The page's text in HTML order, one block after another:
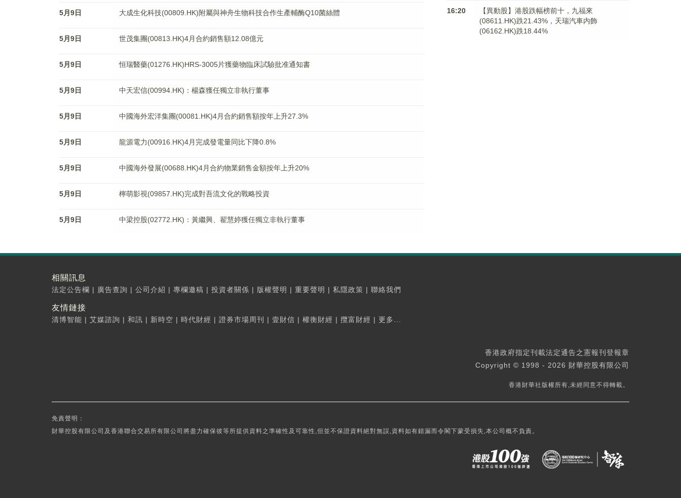
5月9日 大成生化科技(00809.HK)附屬與神舟生物科技合作生產輔酶Q10菌絲體
5月9日 世茂集團(00813.HK)4月合約銷售額12.08億元
5月9日 恒瑞醫藥(01276.HK)HRS-3005片獲藥物臨床試驗批准通知書
5月9日 中天宏信(00994.HK)：楊森獲任獨立非執行董事
5月9日 中國海外宏洋集團(00081.HK)4月合約銷售額按年上升27.3%
5月9日 龍源電力(00916.HK)4月完成發電量同比下降0.8%
5月9日 中國海外發展(00688.HK)4月合約物業銷售金額按年上升20%
5月9日 檸萌影視(09857.HK)完成對吾流文化的戰略投資
5月9日 中梁控股(02772.HK)：黃繼興、翟慧婷獲任獨立非執行董事
16:20
【異動股】港股跌幅榜前十，九福來
(08611.HK)跌21.43%，天瑞汽車内飾
(06162.HK)跌18.44%
相關訊息
法定公告欄 | 廣告查詢 | 公司介紹 | 專欄邀稿 | 投資者關係 | 版權聲明 | 重要聲明 | 私隱政策 | 聯絡我們
友情鏈接
清博智能 | 艾媒諮詢 | 和訊 | 新時空 | 時代財經 | 證券市場周刊 | 壹財信 | 權衡財經 | 攬富財經 | 更多...
香港政府指定刊載法定通告之憲報刊登報章
Copyright © 1998 - 2026 財華控股有限公司
香港財華社版權所有,未經同意不得轉載。
免責聲明：
財華控股有限公司及香港聯合交易所有限公司將盡力確保彼等所提供資料之準確性及可靠性,但並不保證資料絕對無誤,資料如有錯漏而令閣下蒙受損失,本公司概不負責。